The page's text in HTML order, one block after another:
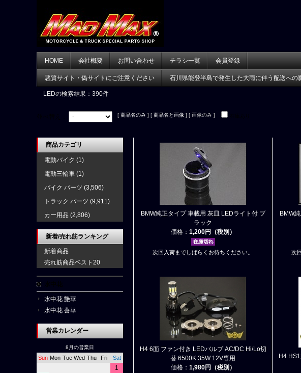
HOME 会社概要 お問い合わせ チラシ一覧 会員登録
悪質サイト・偽サイトにご注意ください 石川県能登半島で発生した大雨に伴う配送への
LEDの検索結果：390件
[ 商品名のみ ] [ 商品名と画像 ] [ 画像のみ ]
BMW純正タイプ 車載用 灰皿 LEDライト付 ブ
ラック
価格： 1,200円（税別）
次回入荷までしばらくお待ちください。
BMW
次
H4 6面 ファン付き LEDバルブ AC/DC Hi/Lo切
替 6500K 35W 12V専用
価格： 1,980円（税別）
H4
商品カテゴリ
電動バイク (1)
電動三輪車 (1)
バイク パーツ (3,506)
トラック パーツ (9,911)
カー用品 (2,806)
新着/売れ筋ランキング
新着商品
売れ筋商品ベスト20
水中花 艶華
水中花 蒼華
営業カレンダー
8月の営業日
Sun Mon Tue Wed Thu Fri Sat
1